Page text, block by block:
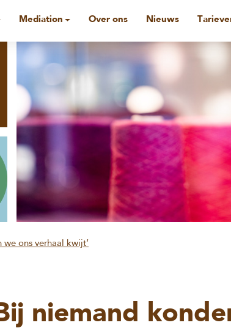
Mediation Over ons Nieuws
we ons verhaal kwijt’
niemand